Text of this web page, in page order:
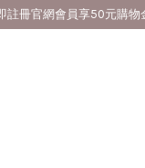
全館滿3000元超商免運 🚚